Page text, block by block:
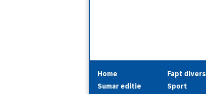
Home
Sumar editie
Fapt divers
Sport